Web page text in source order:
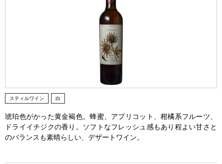
スティルワイン 白
琥珀色がかった黄金褐色。蜂蜜、アプリコット、柑橘系フルーツ、
ドライイチジクの香り。ソフトなフレッシュ感もあり程よい甘さと
のバランスも素晴らしい、デザートワイン。